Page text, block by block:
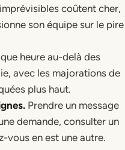
coûtent cher,
son équipe sur le pire
heure au-delà des
avec les majorations de
plus haut.
Prendre un message
demande, consulter un
vous en est une autre.